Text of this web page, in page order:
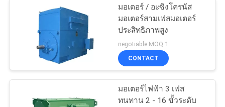
แผนผัง
เว็บไซต์
PRIVACY
POLICY
ปั๊มถนนลาดยาง
มอเตอร์ / อะซิงโครนัส
มอเตอร์สามเฟสมอเตอร์
ประสิทธิภาพสูง
negotiable MOQ:1
CONTACT
มอเตอร์ไฟฟ้า 3 เฟส
ทนทาน 2 - 16 ขั้วระดับ